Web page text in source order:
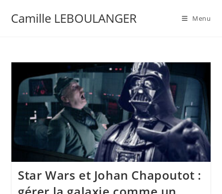
Camille LEBOULANGER Menu
Star Wars et Johan Chapoutot :